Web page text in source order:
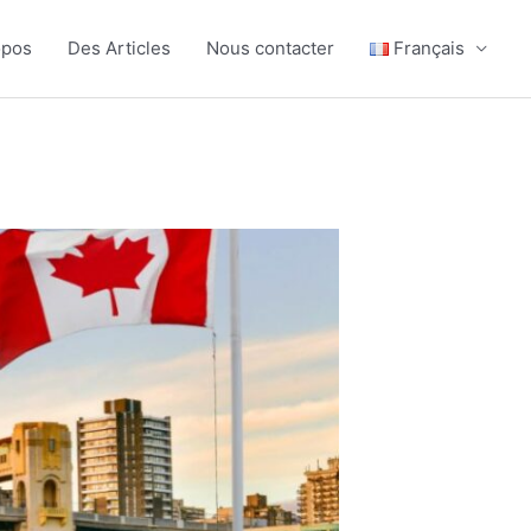
Des Articles Nous contacter Français